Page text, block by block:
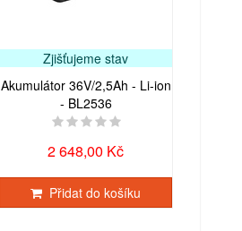
Zjišťujeme stav
Akumulátor 36V/2,5Ah - Li-ion
- BL2536
2 648,00 Kč
Přidat do košíku